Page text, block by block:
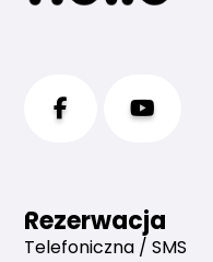
Rezerwacja
Telefoniczna / SMS